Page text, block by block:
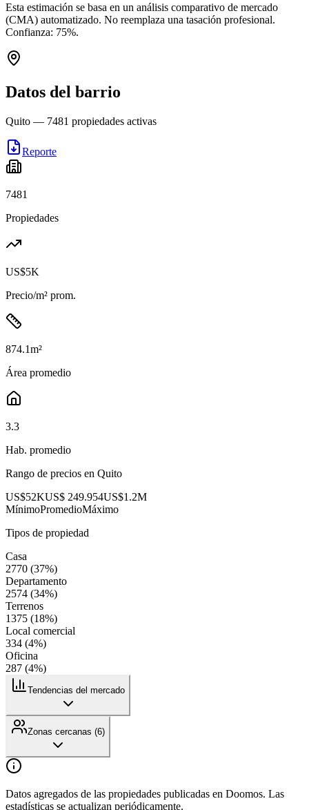
Esta estimación se basa en un análisis comparativo de mercado
(CMA) automatizado. No reemplaza una tasación profesional.
Confianza: 75%.
Datos del barrio
Quito — 7481 propiedades activas
Reporte
7481
Propiedades
US$5K
Precio/m² prom.
874.1m²
Área promedio
3.3
Hab. promedio
Rango de precios en Quito
US$52KUS$ 249.954US$1.2M
MínimoPromedioMáximo
Tipos de propiedad
Casa
2770 (37%)
Departamento
2574 (34%)
Terrenos
1375 (18%)
Local comercial
334 (4%)
Oficina
287 (4%)
Tendencias del mercado
Zonas cercanas (6)
Datos agregados de las propiedades publicadas en Doomos. Las
estadísticas se actualizan periódicamente.